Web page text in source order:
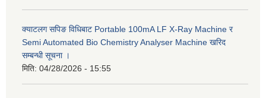
क्याटलग सपिङ विधिबाट Portable 100mA LF X-Ray Machine र
Semi Automated Bio Chemistry Analyser Machine खरिद
सम्बन्धी सूचना ।
मिति: 04/28/2026 - 15:55